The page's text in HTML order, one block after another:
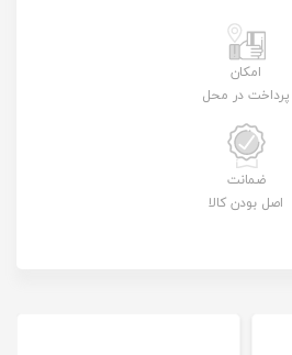
امکان
پرداخت در محل
ضمانت
اصل بودن کالا